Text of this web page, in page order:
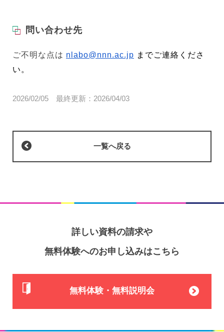
問い合わせ先
ご不明な点は nlabo@nnn.ac.jp までご連絡くださ
い。
2026/02/05 最終更新： 2026/04/03
一覧へ戻る
詳しい資料の請求や
無料体験へのお申し込みはこちら
無料体験・無料説明会